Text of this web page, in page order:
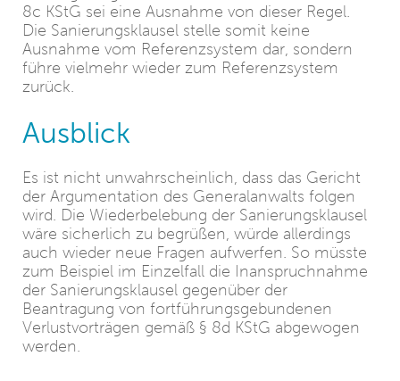
8c KStG sei eine Ausnahme von dieser Regel.
Die Sanierungsklausel stelle somit keine
Ausnahme vom Referenzsystem dar, sondern
führe vielmehr wieder zum Referenzsystem
zurück.
Ausblick
Es ist nicht unwahrscheinlich, dass das Gericht
der Argumentation des Generalanwalts folgen
wird. Die Wiederbelebung der Sanierungsklausel
wäre sicherlich zu begrüßen, würde allerdings
auch wieder neue Fragen aufwerfen. So müsste
zum Beispiel im Einzelfall die Inanspruchnahme
der Sanierungsklausel gegenüber der
Beantragung von fortführungsgebundenen
Verlustvorträgen gemäß § 8d KStG abgewogen
werden.